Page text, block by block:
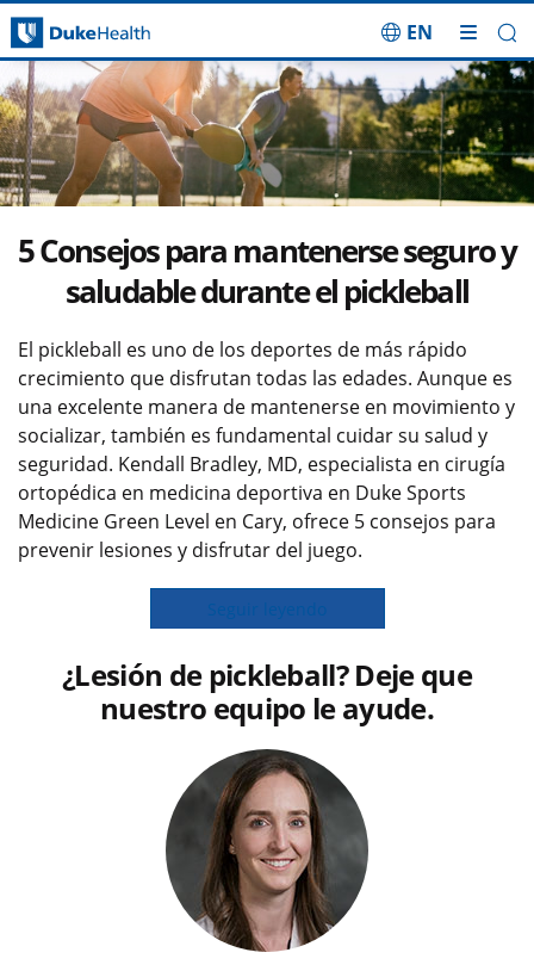
Saltar navegación
EN
5 Consejos para mantenerse seguro y
saludable durante el pickleball
El pickleball es uno de los deportes de más rápido
crecimiento que disfrutan todas las edades. Aunque es
una excelente manera de mantenerse en movimiento y
socializar, también es fundamental cuidar su salud y
seguridad. Kendall Bradley, MD, especialista en cirugía
ortopédica en medicina deportiva en Duke Sports
Medicine Green Level en Cary, ofrece 5 consejos para
prevenir lesiones y disfrutar del juego.
Seguir leyendo
¿Lesión de pickleball? Deje que
nuestro equipo le ayude.